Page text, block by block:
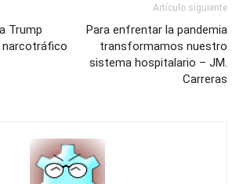
Trump
Artículo siguiente
Para enfrentar la pandemia
transformamos nuestro
sistema hospitalario – JM.
Carreras